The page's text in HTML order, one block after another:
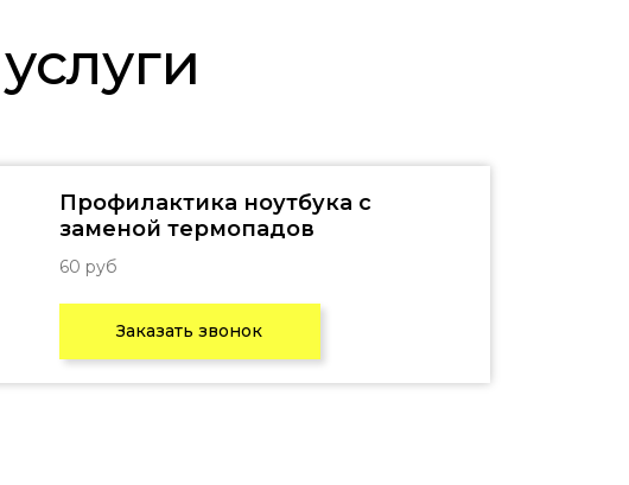
Профилактика ноутбука с
заменой термопадов
60 руб
Заказать звонок